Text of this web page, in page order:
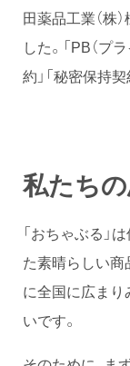
田薬品工業（株
した。「PB（プ
約」「秘密保持
私たち
「おちゃぶる」
た素晴らしい商
に全国に広ま
いです。